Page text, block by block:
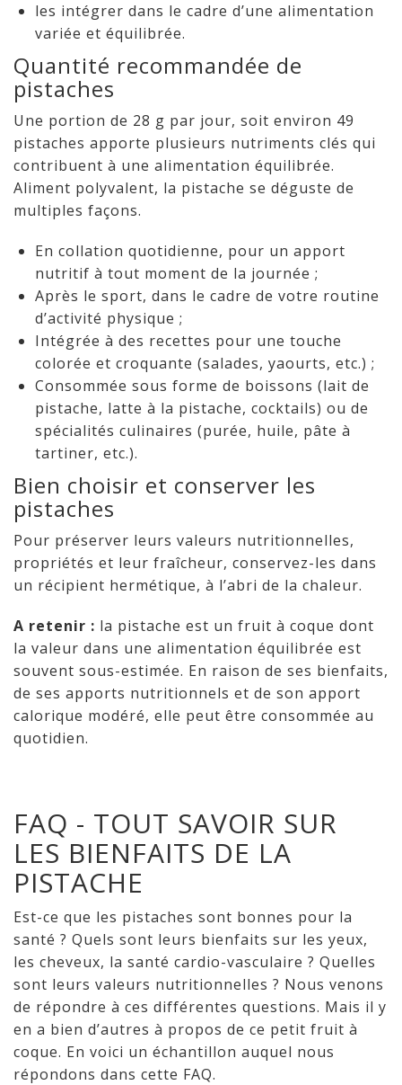
les intégrer dans le cadre d’une alimentation
variée et équilibrée.
Quantité recommandée de
pistaches
Une portion de 28 g par jour, soit environ 49
pistaches apporte plusieurs nutriments clés qui
contribuent à une alimentation équilibrée.
Aliment polyvalent, la pistache se déguste de
multiples façons.
En collation quotidienne, pour un apport
nutritif à tout moment de la journée ;
Après le sport, dans le cadre de votre routine
d’activité physique ;
Intégrée à des recettes pour une touche
colorée et croquante (salades, yaourts, etc.) ;
Consommée sous forme de boissons (lait de
pistache, latte à la pistache, cocktails) ou de
spécialités culinaires (purée, huile, pâte à
tartiner, etc.).
Bien choisir et conserver les
pistaches
Pour préserver leurs valeurs nutritionnelles,
propriétés et leur fraîcheur, conservez-les dans
un récipient hermétique, à l’abri de la chaleur.
A retenir : la pistache est un fruit à coque dont
la valeur dans une alimentation équilibrée est
souvent sous-estimée. En raison de ses bienfaits,
de ses apports nutritionnels et de son apport
calorique modéré, elle peut être consommée au
quotidien.
FAQ - TOUT SAVOIR SUR
LES BIENFAITS DE LA
PISTACHE
Est-ce que les pistaches sont bonnes pour la
santé ? Quels sont leurs bienfaits sur les yeux,
les cheveux, la santé cardio-vasculaire ? Quelles
sont leurs valeurs nutritionnelles ? Nous venons
de répondre à ces différentes questions. Mais il y
en a bien d’autres à propos de ce petit fruit à
coque. En voici un échantillon auquel nous
répondons dans cette FAQ.